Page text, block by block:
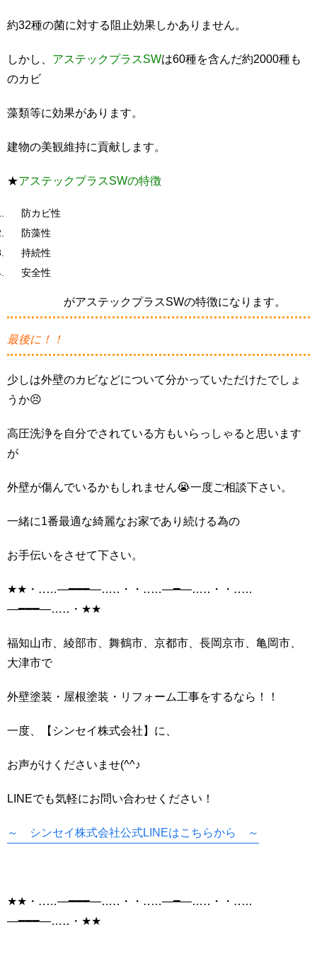
約32種の菌に対する阻止効果しかありません。
しかし、 アステックプラスSWは60種を含んだ約2000種も
のカビ
藻類等に効果があります。
建物の美観維持に貢献します。
★アステックプラスSWの特徴
防カビ性
防藻性
持続性
安全性
がアステックプラスSWの特徴になります。
最後に！！
少しは外壁のカビなどについて分かっていただけたでしょ
うか😣
高圧洗浄を自分でされている方もいらっしゃると思います
が
外壁が傷んでいるかもしれません😭一度ご相談下さい。
一緒に1番最適な綺麗なお家であり続ける為の
お手伝いをさせて下さい。
★★・‥…―━━━―…‥・・‥…―━―…‥・・‥…
―━━━―…‥・★★
福知山市、綾部市、舞鶴市、京都市、長岡京市、亀岡市、
大津市で
外壁塗装・屋根塗装・リフォーム工事をするなら！！
一度、【シンセイ株式会社】に、
お声がけくださいませ(^^♪
LINEでも気軽にお問い合わせください！
～ シンセイ株式会社公式LINEはこちらから ～
★★・‥…―━━━―…‥・・‥…―━―…‥・・‥…
―━━━―…‥・★★